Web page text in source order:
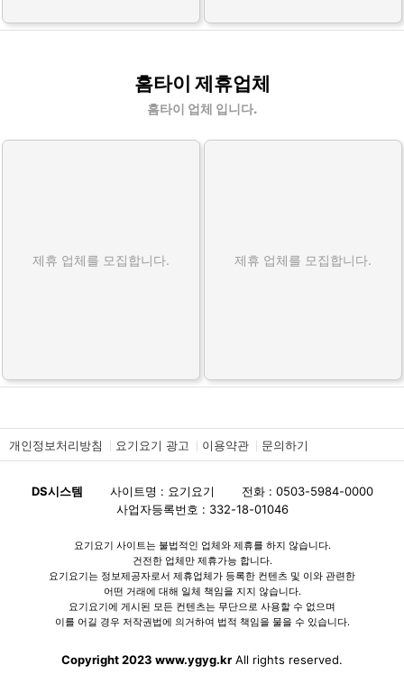
홈타이 제휴업체
홈타이 업체 입니다.
제휴 업체를 모집합니다. 제휴 업체를 모집합니다.
개인정보처리방침 요기요기 광고 이용약관 문의하기
DS시스템 사이트명 : 요기요기
전화 : 0503-5984-0000
사업자등록번호 : 332-18-01046
요기요기 사이트는 불법적인 업체와 제휴를 하지 않습니다.
건전한 업체만 제휴가능 합니다.
요기요기는 정보제공자로서 제휴업체가 등록한 컨텐츠 및 이와 관련한
어떤 거래에 대해 일체 책임을 지지 않습니다.
요기요기에 게시된 모든 컨텐츠는 무단으로 사용할 수 없으며
이를 어길 경우 저작권법에 의거하여 법적 책임을 물을 수 있습니다.
Copyright 2023 www.ygyg.kr All rights reserved.